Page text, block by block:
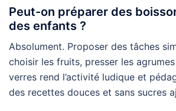
Peut-on préparer des
des enfants ?
Absolument. Proposer des tâches
choisir les fruits, presser les
verres rend l’activité ludique et
des recettes douces et sans sucres